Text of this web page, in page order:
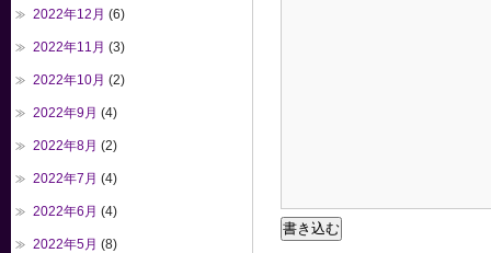
2022年12月 (6)
2022年11月 (3)
2022年10月 (2)
2022年9月 (4)
2022年8月 (2)
2022年7月 (4)
2022年6月 (4)
2022年5月 (8)